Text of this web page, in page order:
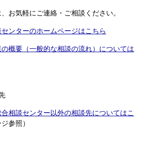
お気軽にご連絡・ご相談ください。
ンターのホームページはこちら
概要（一般的な相談の流れ）については
相談センター以外の相談先についてはこ
参照）